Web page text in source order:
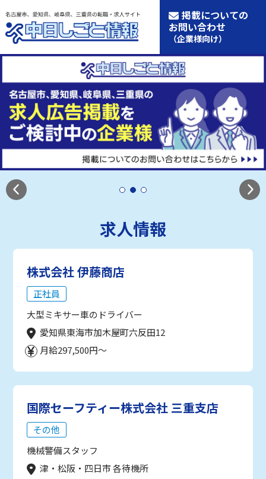
掲載についての
お問い合わせ
（企業様向け）
求人情報
株式会社 伊藤商店
正社員
大型ミキサー車のドライバー
愛知県東海市加木屋町六反田12
月給297,500円～
国際セーフティー株式会社 三重支店
その他
機械警備スタッフ
津・松阪・四日市 各待機所